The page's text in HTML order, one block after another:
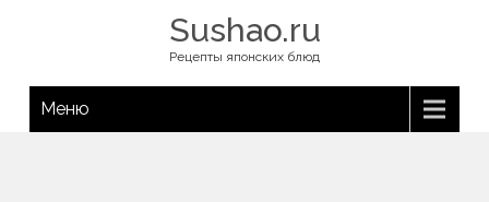
Sushao.ru
Рецепты японских блюд
Меню